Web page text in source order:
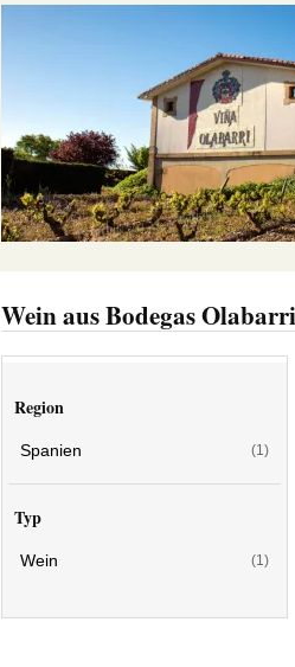
Wein aus Bodegas Olabarri
Region
Spanien (1)
Typ
Wein (1)